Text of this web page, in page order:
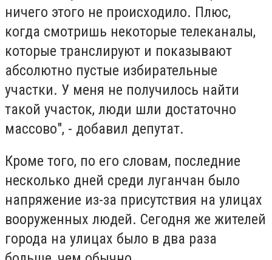
ничего этого не происходило. Плюс,
когда смотришь некоторые телеканалы,
которые транслируют и показывают
абсолютно пустые избирательные
участки. У меня не получилось найти
такой участок, люди шли достаточно
массово", - добавил депутат.
Кроме того, по его словам, последние
несколько дней среди луганчан было
напряжение из-за присутствия на улицах
вооруженных людей. Сегодня же жителей
города на улицах было в два раза